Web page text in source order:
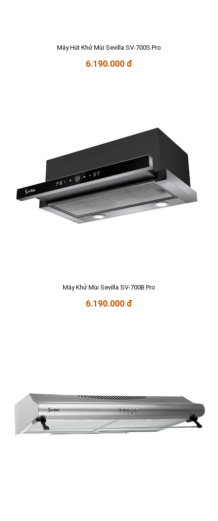
Máy Hút Khử Mùi Sevilla SV-700S Pro
6.190.000 đ
Máy Khử Mùi Sevilla SV-700B Pro
6.190.000 đ